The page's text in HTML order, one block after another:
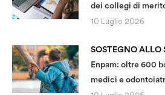
dei collegi di
10 Luglio 2026
SOSTEGNO ALLO
Enpam: oltre 600
medici e